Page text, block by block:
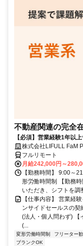
不動産関連の完全
【必須】営業経験1年以
有 株式会社LIFULL FaM
フルリモート
月給242,000円～
【勤務時間】 9:00～
形労働時間制 【勤務
いただき、シフトを調
【仕事内容】 営業経
ンサイドセールスの
(法人・個人問わず) 【
(...
変形労働時間制 フリーター
ブランクOK